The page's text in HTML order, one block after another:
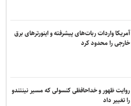
آمریکا واردات ربات‌های پیشرفته و اینورترهای برق
خارجی را محدود کرد
روایت ظهور و خداحافظی کنسولی که مسیر نینتندو
را تغییر داد